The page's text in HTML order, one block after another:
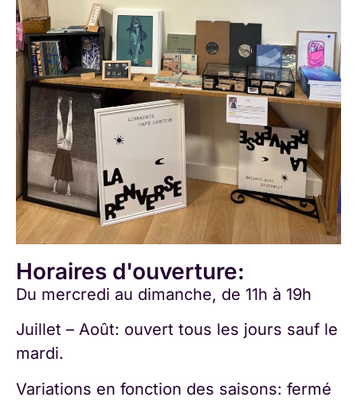
Horaires d'ouverture:
Du mercredi au dimanche, de 11h à 19h
Juillet – Août: ouvert tous les jours sauf le
mardi.
Variations en fonction des saisons: fermé